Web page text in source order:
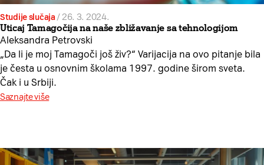
Studije slučaja/26. 3. 2024.
Uticaj Tamagočija na naše zbližavanje sa tehnologijom
Aleksandra Petrovski
„Da li je moj Tamagoči još živ?“ Varijacija na ovo pitanje bila
je česta u osnovnim školama 1997. godine širom sveta.
Čak i u Srbiji.
Saznajte više